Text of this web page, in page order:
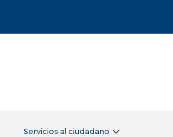
Servicios al ciudadano